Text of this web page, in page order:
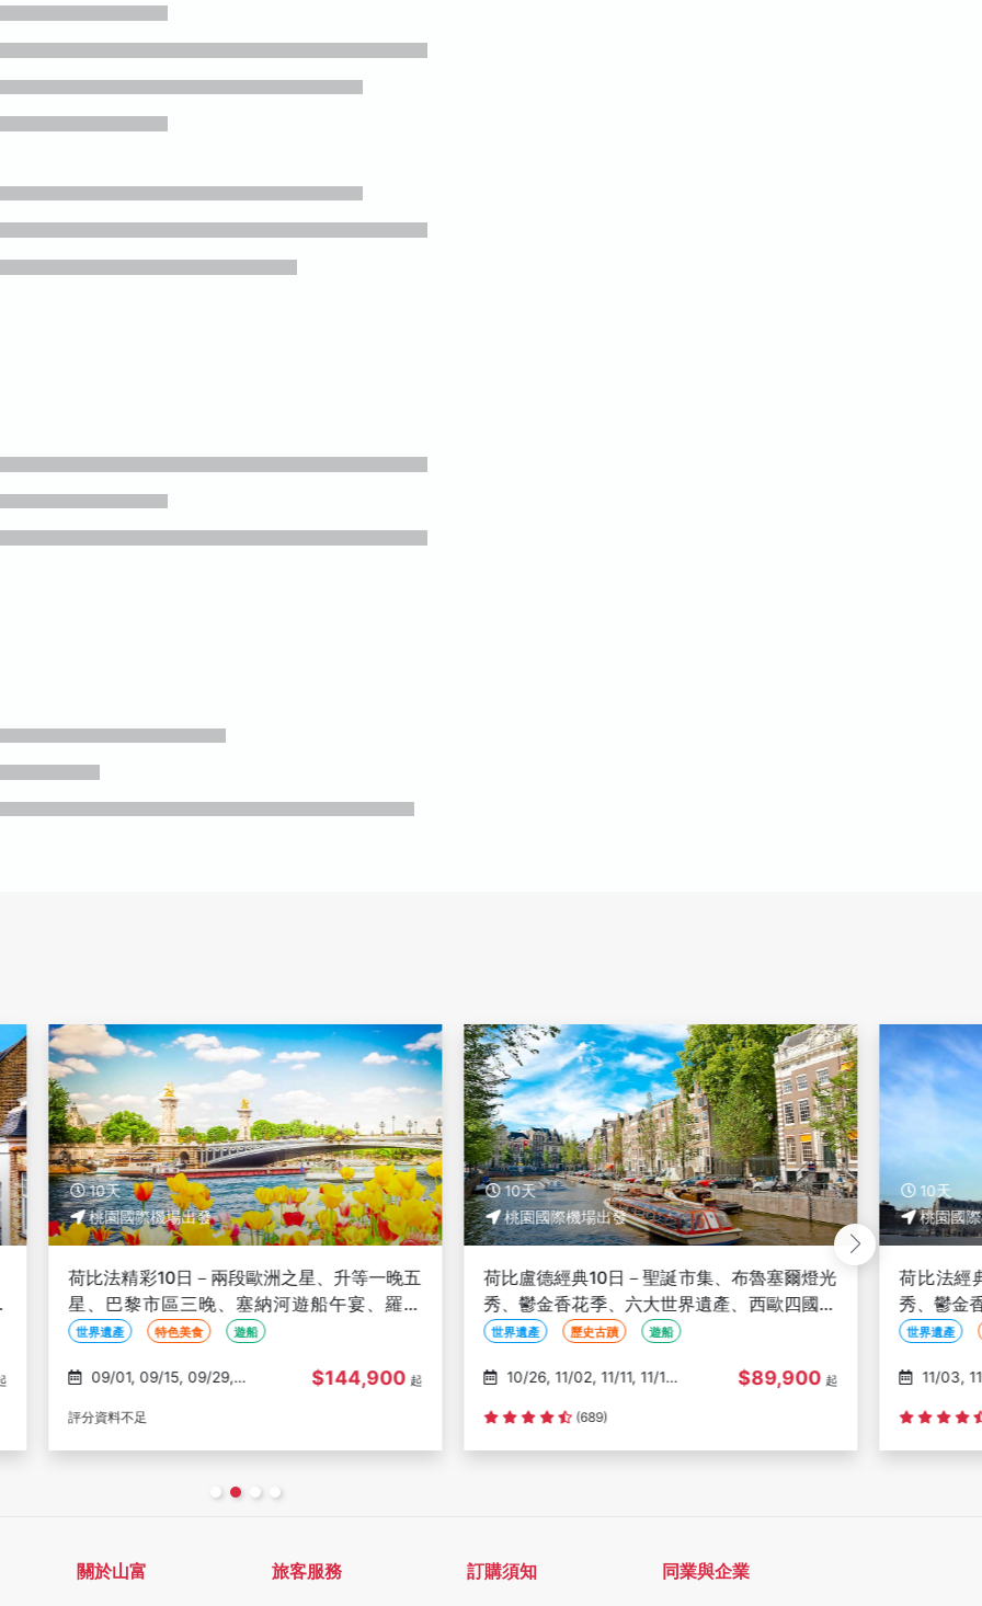
10天
桃園國際機場出發
荷比法精彩10日－兩段歐洲之星、升等一晚五
星、巴黎市區三晚、塞納河遊船午宴、羅浮
宮、四遊船
世界遺產 特色美食 遊船
$144,900 起
評分資料不足
10天
桃園國際機場出發
荷比盧德經典10日－聖誕市集、布魯塞爾燈光
秀、鬱金香花季、六大世界遺產、西歐四國精
華、三遊船、羊角村、科隆大教堂
世界遺產 歷史古蹟 遊船
$89,900 起
(689)
10天
桃園國
荷比法經
秀、鬱金
遺產、巴
世界遺產
關於山富 旅客服務 訂購須知 同業與企業